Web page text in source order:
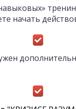
начать